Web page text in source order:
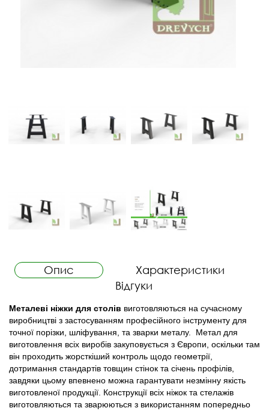
Опис
Характеристики
Відгуки
Металеві ніжки для столів виготовляються на сучасному
виробництві з застосуванням професійного інструменту для
точної порізки, шліфування, та зварки металу. Метал для
виготовлення всіх виробів закуповується з Європи, оскільки там
він проходить жорсткіший контроль щодо геометрії,
дотримання стандартів товщин стінок та січень профілів,
завдяки цьому впевнено можна гарантувати незмінну якість
виготовленої продукції. Конструкції всіх ніжок та стелажів
виготовляються та зварюються з використанням попередньо